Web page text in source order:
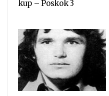
kup – Poskok 3